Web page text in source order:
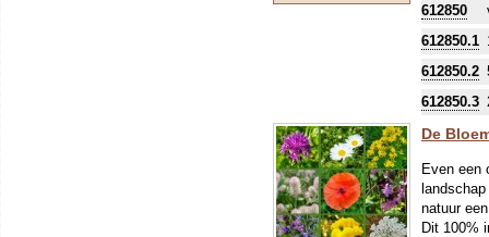
612850
612850.1
612850.2
612850.3
De
Even een
natuur
Dit 100%